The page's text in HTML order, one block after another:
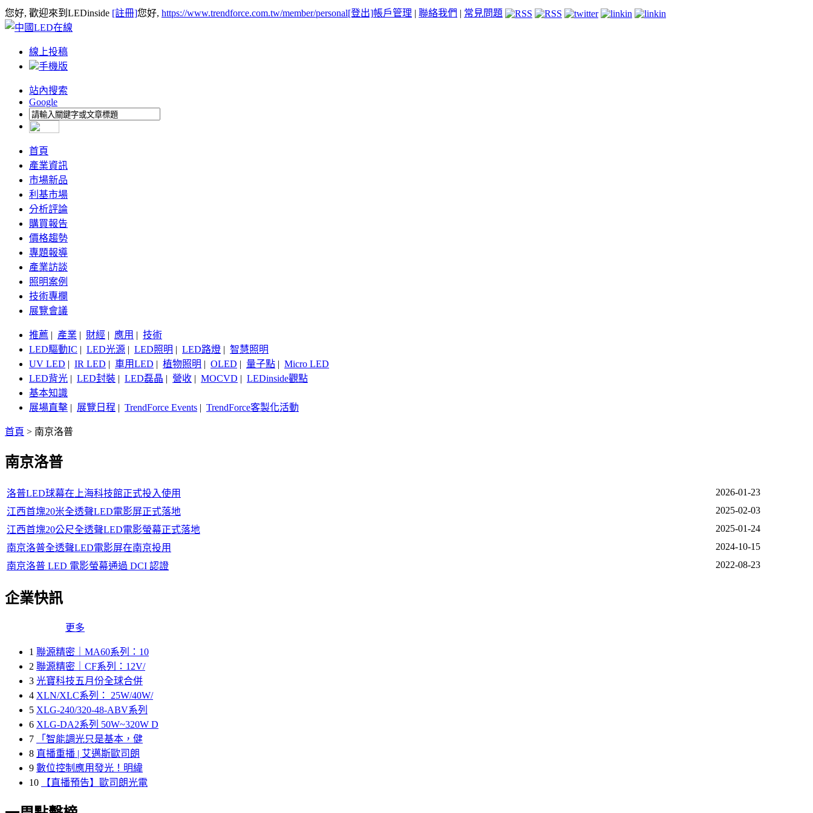
您好, 歡迎來到LEDinside [註冊]您好, https://www.trendforce.com.tw/member/personal[登出]帳戶管理 | 聯絡我們 | 常見問題
線上投稿
手機版
站內搜索
Google
首頁
產業資訊
市場新品
利基市場
分析評論
購買報告
價格趨勢
專題報導
產業訪談
照明案例
技術專欄
展覽會議
推薦 | 產業 | 財經 | 應用 | 技術
LED驅動IC | LED光源 | LED照明 | LED路燈 | 智慧照明
UV LED | IR LED | 車用LED | 植物照明 | OLED | 量子點 | Micro LED
LED背光 | LED封裝 | LED磊晶 | 營收 | MOCVD | LEDinside觀點
基本知識
展場直擊 | 展覽日程 | TrendForce Events | TrendForce客製化活動
首頁 > 南京洛普
南京洛普
洛普LED球幕在上海科技館正式投入使用
2026-01-23
江西首塊20米全透聲LED電影屏正式落地
2025-02-03
江西首塊20公尺全透聲LED電影螢幕正式落地
2025-01-24
南京洛普全透聲LED電影屏在南京投用
2024-10-15
南京洛普 LED 電影螢幕通過 DCI 認證
2022-08-23
企業快訊
更多
1 聯源精密｜MA60系列：10
2 聯源精密｜CF系列：12V/
3 光寶科技五月份全球合併
4 XLN/XLC系列： 25W/40W/
5 XLG-240/320-48-ABV系列
6 XLG-DA2系列 50W~320W D
7
「智能調光只是基本，健
8 直播重播 | 艾邁斯歐司朗
9 數位控制應用發光！明緯
10
【直播預告】歐司朗光電